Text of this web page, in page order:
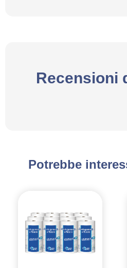
Recensioni
Potrebbe